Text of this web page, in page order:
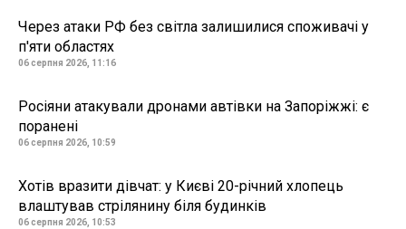
Через атаки РФ без світла залишилися споживачі у
п'яти областях
06 серпня 2026, 11:16
Росіяни атакували дронами автівки на Запоріжжі: є
поранені
06 серпня 2026, 10:59
Хотів вразити дівчат: у Києві 20-річний хлопець
влаштував стрілянину біля будинків
06 серпня 2026, 10:53